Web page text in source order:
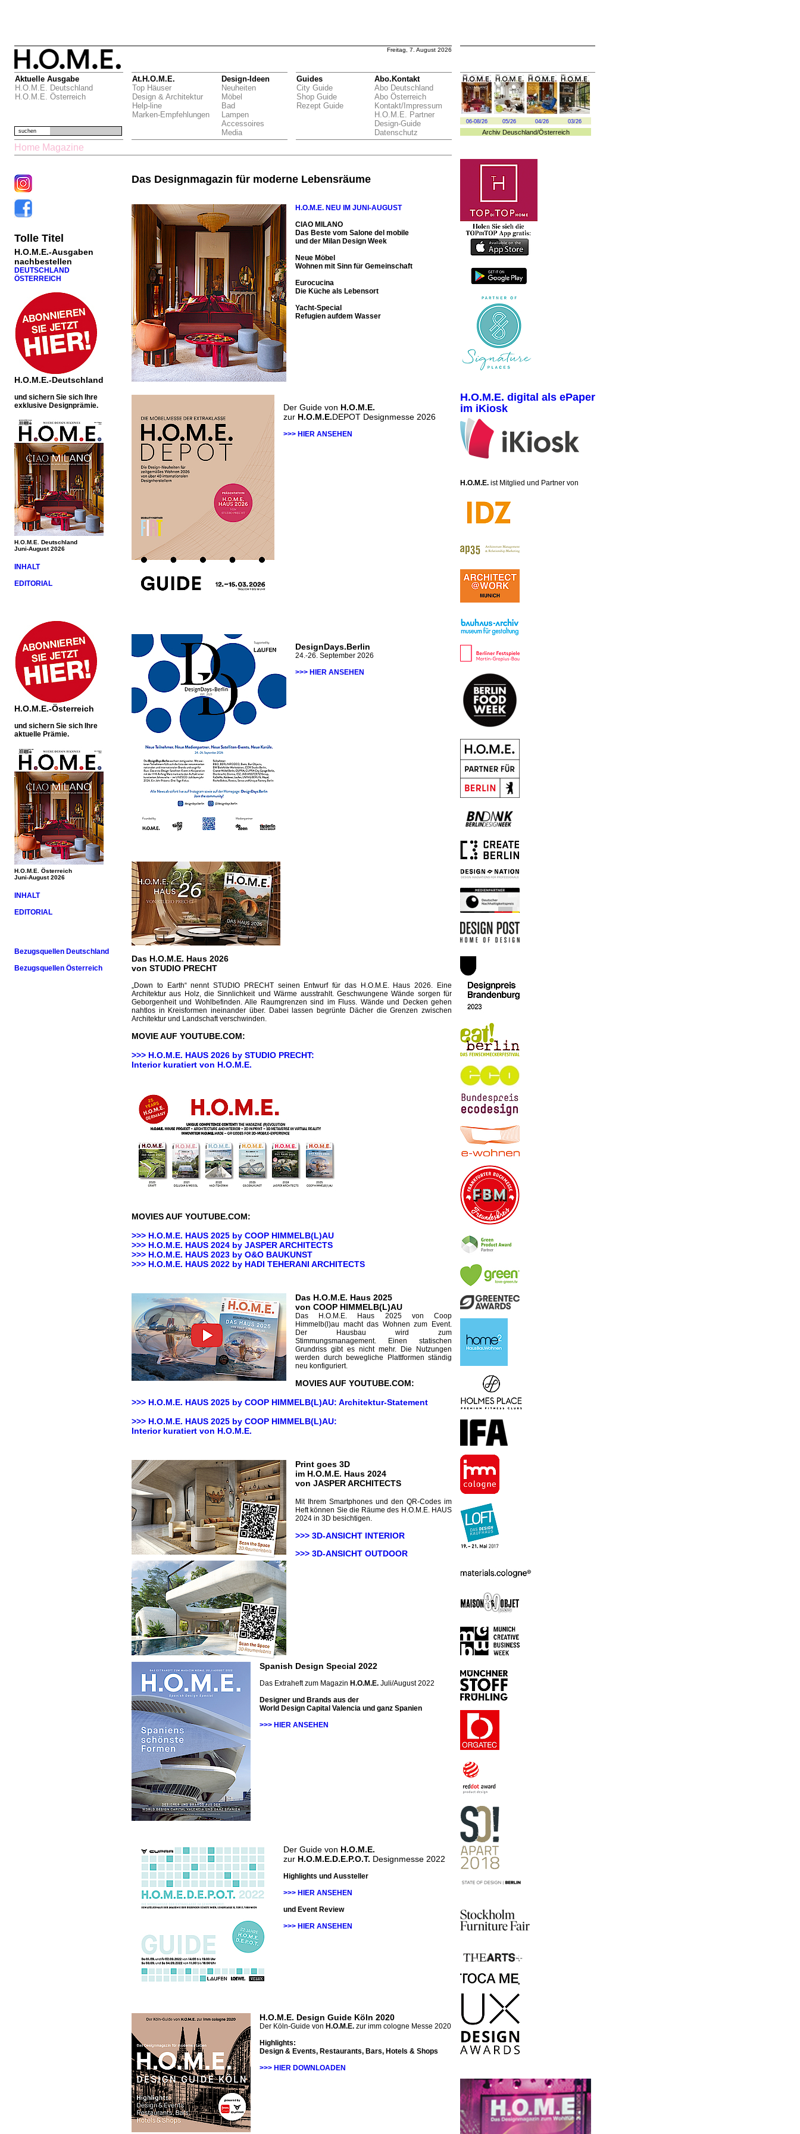
Freitag, 7. August 2026
Aktuelle Ausgabe
H.O.M.E. Deutschland
H.O.M.E. Österreich
At.H.O.M.E.
Top Häuser
Design & Architektur
Help-line
Marken-Empfehlungen
Design-Ideen
Neuheiten
Möbel
Bad
Lampen
Accessoires
Media
Guides
City Guide
Shop Guide
Rezept Guide
Abo.Kontakt
Abo Deutschland
Abo Österreich
Kontakt/Impressum
H.O.M.E. Partner
Design-Guide
Datenschutz
06-08/26 05/26 04/26 03/26
Archiv Deuschland/Österreich
suchen
Home Magazine
Tolle Titel
H.O.M.E.-Ausgaben
nachbestellen
DEUTSCHLAND
ÖSTERREICH
H.O.M.E.-Deutschland
und sichern Sie sich Ihre
exklusive Designprämie.
H.O.M.E. Deutschland
Juni-August 2026
INHALT
EDITORIAL
H.O.M.E.-Österreich
und sichern Sie sich Ihre
aktuelle Prämie.
H.O.M.E. Österreich
Juni-August 2026
INHALT
EDITORIAL
Bezugsquellen Deutschland
Bezugsquellen Österreich
Das Designmagazin für moderne Lebensräume
H.O.M.E. NEU IM JUNI-AUGUST
CIAO MILANO
Das Beste vom Salone del mobile
und der Milan Design Week
Neue Möbel
Wohnen mit Sinn für Gemeinschaft
Eurocucina
Die Küche als Lebensort
Yacht-Special
Refugien aufdem Wasser
Der Guide von H.O.M.E.
zur H.O.M.E.DEPOT Designmesse 2026
>>> HIER ANSEHEN
DesignDays.Berlin
24.-26. September 2026
>>> HIER ANSEHEN
Das H.O.M.E. Haus 2026
von STUDIO PRECHT
„Down to Earth“ nennt STUDIO PRECHT seinen Entwurf für das H.O.M.E. Haus 2026. Eine
Architektur aus Holz, die Sinnlichkeit und Wärme ausstrahlt. Geschwungene Wände sorgen für
Geborgenheit und Wohlbefinden. Alle Raumgrenzen sind im Fluss. Wände und Decken gehen
nahtlos in Kreisformen ineinander über. Dabei lassen begrünte Dächer die Grenzen zwischen
Architektur und Landschaft verschwinden.
MOVIE AUF YOUTUBE.COM:
>>> H.O.M.E. HAUS 2026 by STUDIO PRECHT:
Interior kuratiert von H.O.M.E.
MOVIES AUF YOUTUBE.COM:
>>> H.O.M.E. HAUS 2025 by COOP HIMMELB(L)AU
>>> H.O.M.E. HAUS 2024 by JASPER ARCHITECTS
>>> H.O.M.E. HAUS 2023 by O&O BAUKUNST
>>> H.O.M.E. HAUS 2022 by HADI TEHERANI ARCHITECTS
Das H.O.M.E. Haus 2025
von COOP HIMMELB(L)AU
Das H.O.M.E. Haus 2025 von Coop
Himmelb(l)au macht das Wohnen zum Event.
Der Hausbau wird zum
Stimmungsmanagement. Einen statischen
Grundriss gibt es nicht mehr. Die Nutzungen
werden durch bewegliche Plattformen ständig
neu konfiguriert.
MOVIES AUF YOUTUBE.COM:
>>> H.O.M.E. HAUS 2025 by COOP HIMMELB(L)AU: Architektur-Statement
>>> H.O.M.E. HAUS 2025 by COOP HIMMELB(L)AU:
Interior kuratiert von H.O.M.E.
Print goes 3D
im H.O.M.E. Haus 2024
von JASPER ARCHITECTS
Mit Ihrem Smartphones und den QR-Codes im
Heft können Sie die Räume des H.O.M.E. HAUS
2024 in 3D besichtigen.
>>> 3D-ANSICHT INTERIOR
>>> 3D-ANSICHT OUTDOOR
Spanish Design Special 2022
Das Extraheft zum Magazin H.O.M.E. Juli/August 2022
Designer und Brands aus der
World Design Capital Valencia und ganz Spanien
>>> HIER ANSEHEN
Der Guide von H.O.M.E.
zur H.O.M.E.D.E.P.O.T. Designmesse 2022
Highlights und Aussteller
>>> HIER ANSEHEN
und Event Review
>>> HIER ANSEHEN
H.O.M.E. Design Guide Köln 2020
Der Köln-Guide von H.O.M.E. zur imm cologne Messe 2020
Highlights:
Design & Events, Restaurants, Bars, Hotels & Shops
>>> HIER DOWNLOADEN
H.O.M.E. digital als ePaper
im iKiosk
H.O.M.E. ist Mitglied und Partner von